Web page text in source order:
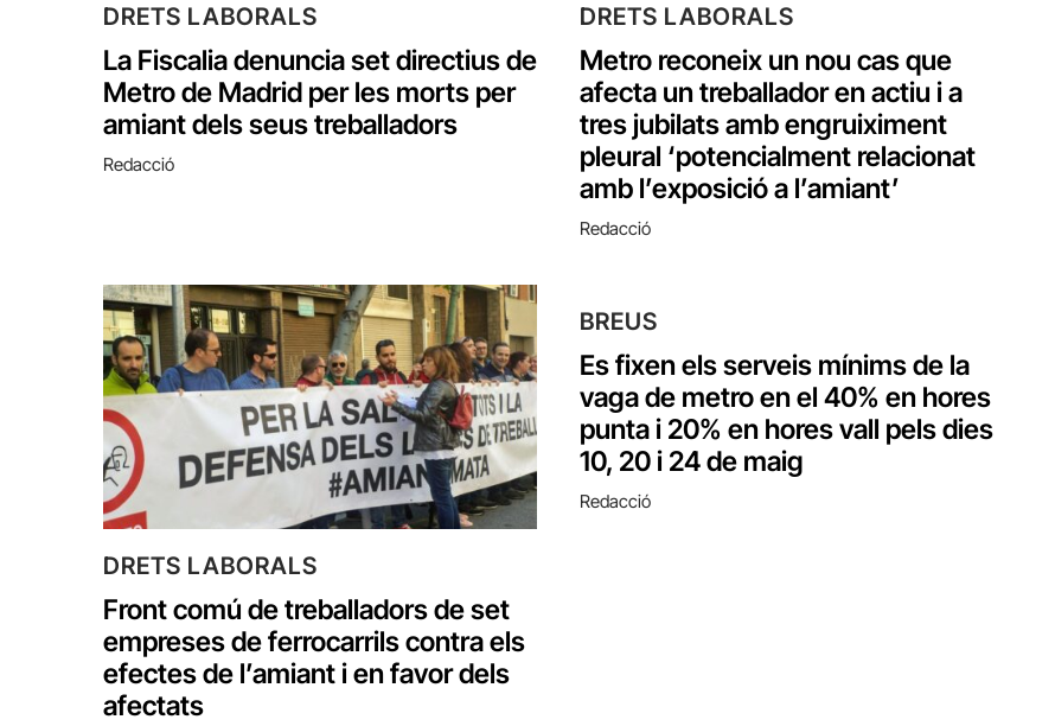
DRETS LABORALS
La Fiscalia denuncia set directius de
Metro de Madrid per les morts per
amiant dels seus treballadors
Redacció
DRETS LABORALS
Metro reconeix un nou cas que
afecta un treballador en actiu i a
tres jubilats amb engruiximent
pleural ‘potencialment relacionat
amb l’exposició a l’amiant’
Redacció
DRETS LABORALS
Front comú de treballadors de set
empreses de ferrocarrils contra els
efectes de l’amiant i en favor dels
afectats
BREUS
Es fixen els serveis mínims de la
vaga de metro en el 40% en hores
punta i 20% en hores vall pels dies
10, 20 i 24 de maig
Redacció